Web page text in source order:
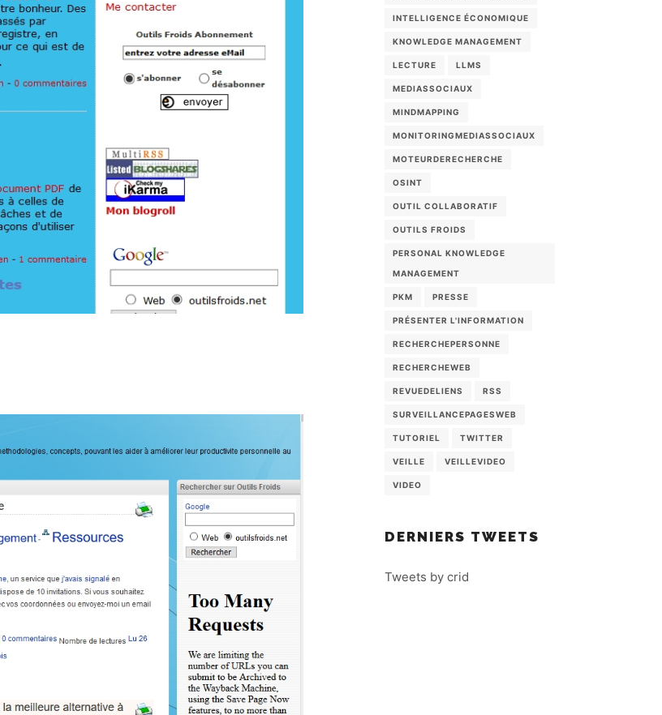
INTELLIGENCE ÉCONOMIQUE
KNOWLEDGE MANAGEMENT
LECTURE LLMS
MEDIASSOCIAUX
MINDMAPPING
MONITORINGMEDIASSOCIAUX
MOTEURDERECHERCHE
OSINT
OUTIL COLLABORATIF
OUTILS FROIDS
PERSONAL KNOWLEDGE
MANAGEMENT
PKM PRESSE
PRÉSENTER L'INFORMATION
RECHERCHEPERSONNE
RECHERCHEWEB
REVUEDELIENS RSS
SURVEILLANCEPAGESWEB
TUTORIEL TWITTER
VEILLE VEILLEVIDEO
VIDEO
DERNIERS TWEETS
Tweets by crid